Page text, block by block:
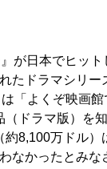
が日本でヒット
たドラマシリー
「よくぞ映画
ドラマ版）を
8,100万ドル）
なかったとみな